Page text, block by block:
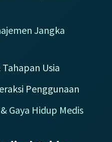
Jangka
Usia
Penggunaan
Gaya Hidup Medis